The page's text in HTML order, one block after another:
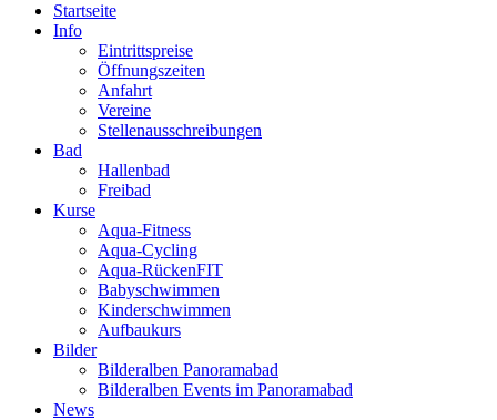
Startseite
Info
Eintrittspreise
Öffnungszeiten
Anfahrt
Vereine
Stellenausschreibungen
Bad
Hallenbad
Freibad
Kurse
Aqua-Fitness
Aqua-Cycling
Aqua-RückenFIT
Babyschwimmen
Kinderschwimmen
Aufbaukurs
Bilder
Bilderalben Panoramabad
Bilderalben Events im Panoramabad
News